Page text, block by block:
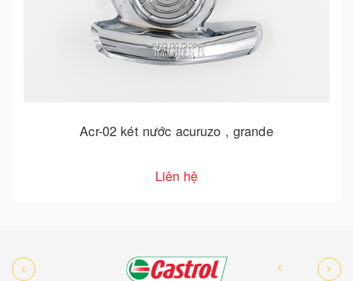
Acr-02 két nước acuruzo , grande
Liên hệ